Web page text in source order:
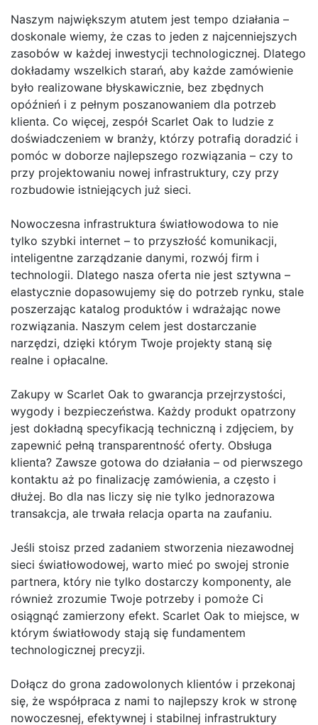
Naszym największym atutem jest tempo działania –
doskonale wiemy, że czas to jeden z najcenniejszych
zasobów w każdej inwestycji technologicznej. Dlatego
dokładamy wszelkich starań, aby każde zamówienie
było realizowane błyskawicznie, bez zbędnych
opóźnień i z pełnym poszanowaniem dla potrzeb
klienta. Co więcej, zespół Scarlet Oak to ludzie z
doświadczeniem w branży, którzy potrafią doradzić i
pomóc w doborze najlepszego rozwiązania – czy to
przy projektowaniu nowej infrastruktury, czy przy
rozbudowie istniejących już sieci.
Nowoczesna infrastruktura światłowodowa to nie
tylko szybki internet – to przyszłość komunikacji,
inteligentne zarządzanie danymi, rozwój firm i
technologii. Dlatego nasza oferta nie jest sztywna –
elastycznie dopasowujemy się do potrzeb rynku, stale
poszerzając katalog produktów i wdrażając nowe
rozwiązania. Naszym celem jest dostarczanie
narzędzi, dzięki którym Twoje projekty staną się
realne i opłacalne.
Zakupy w Scarlet Oak to gwarancja przejrzystości,
wygody i bezpieczeństwa. Każdy produkt opatrzony
jest dokładną specyfikacją techniczną i zdjęciem, by
zapewnić pełną transparentność oferty. Obsługa
klienta? Zawsze gotowa do działania – od pierwszego
kontaktu aż po finalizację zamówienia, a często i
dłużej. Bo dla nas liczy się nie tylko jednorazowa
transakcja, ale trwała relacja oparta na zaufaniu.
Jeśli stoisz przed zadaniem stworzenia niezawodnej
sieci światłowodowej, warto mieć po swojej stronie
partnera, który nie tylko dostarczy komponenty, ale
również zrozumie Twoje potrzeby i pomoże Ci
osiągnąć zamierzony efekt. Scarlet Oak to miejsce, w
którym światłowody stają się fundamentem
technologicznej precyzji.
Dołącz do grona zadowolonych klientów i przekonaj
się, że współpraca z nami to najlepszy krok w stronę
nowoczesnej, efektywnej i stabilnej infrastruktury